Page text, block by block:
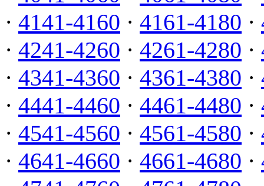
· 4141-4160 · 4161-4180 ·
· 4241-4260 · 4261-4280 ·
· 4341-4360 · 4361-4380 ·
· 4441-4460 · 4461-4480 ·
· 4541-4560 · 4561-4580 ·
· 4641-4660 · 4661-4680 ·